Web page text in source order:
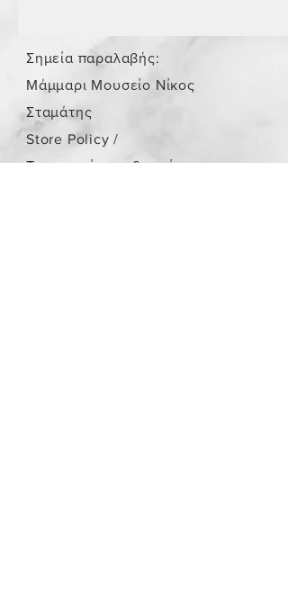
Σημεία παραλαβής:
Μάμμαρι Μουσείο Νίκος
Σταμάτης
Store Policy/
Τα αντικείμενα δεν είναι